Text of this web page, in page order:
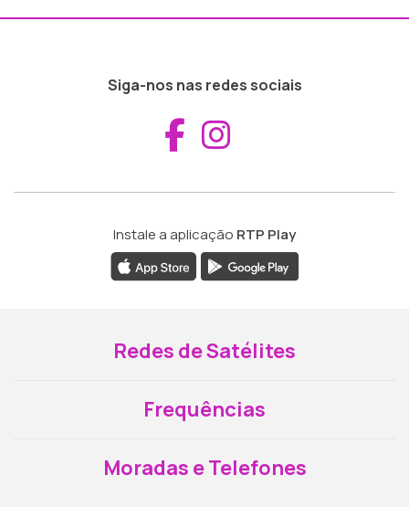
Siga-nos nas redes sociais
Aceder ao
Instale a aplicação RTP Play
Redes de Satélites
Frequências
Moradas e Telefones